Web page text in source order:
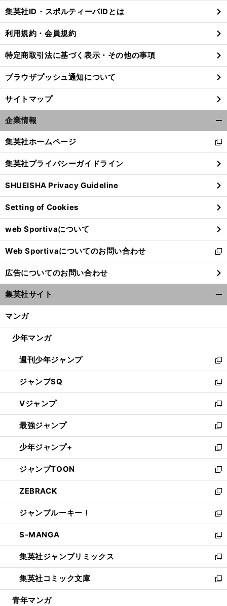
る
集英社ID・スポルティーバIDとは
利用規約・会員規約
特定商取引法に基づく表示・その他の事項
ブラウザプッシュ通知について
サイトマップ
企業情報
閉
る
集英社ホームページ
新
し
い
ウ
ィ
ン
ド
ウ
で
開
く
集英社プライバシーガイドライン
SHUEISHA Privacy Guideline
Setting of Cookies
web Sportivaについて
Web Sportivaについてのお問い合わせ
新
し
い
ウ
ィ
ン
ウ
開
く
広告についてのお問い合わせ
集英社サイト
マンガ
少年マンガ
週刊少年ジャンプ
新
し
い
ウ
ィ
ン
ド
ウ
で
開
く
ジャンプSQ
新
し
い
ウ
ィ
ン
ド
ウ
で
開
く
Vジャンプ
新
し
い
ウ
ィ
ン
ド
ウ
で
開
く
最強ジャンプ
新
し
い
ウ
ィ
ン
ド
ウ
で
開
く
少年ジャンプ+
新
し
い
ウ
ィ
ン
ド
ウ
で
開
く
ジャンプTOON
新
し
い
ウ
ィ
ン
ド
ウ
で
開
く
ZEBRACK
新
し
い
ウ
ィ
ン
ド
ウ
で
開
ジャンプルーキー！
新
し
い
ウ
ィ
ン
ド
ウ
S-MANGA
新
し
い
ウ
ィ
ン
集英社ジャンプリミックス
新
し
い
ウ
集英社コミック文庫
新
し
青年マンガ